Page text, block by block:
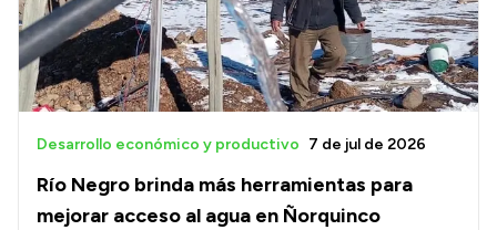
Río Negro brinda más herramientas para
mejorar acceso al agua en Ñorquinco
Desarrollo económico y productivo 7 de jul de 2026